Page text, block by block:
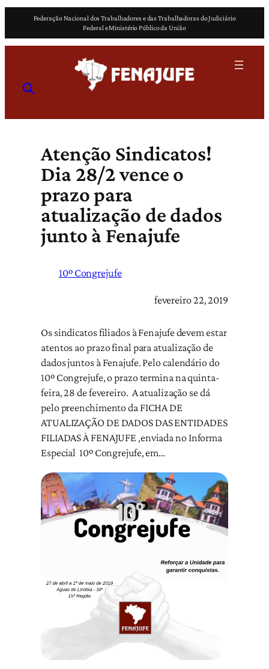
o
Federação Nacional dos Trabalhadores e das Trabalhadoras do Judiciário
Federal e Ministério Público da União
Atenção Sindicatos!
Dia 28/2 vence o
prazo para
atualização de dados
junto à Fenajufe
10º Congrejufe
fevereiro 22, 2019
Os sindicatos filiados à Fenajufe devem estar
atentos ao prazo final para atualização de
dados juntos à Fenajufe. Pelo calendário do
10º Congrejufe, o prazo termina na quinta-
feira, 28 de fevereiro. A atualização se dá
pelo preenchimento da FICHA DE
ATUALIZAÇÃO DE DADOS DAS ENTIDADES
FILIADAS À FENAJUFE ,enviada no Informa
Especial 10º Congrejufe, em…